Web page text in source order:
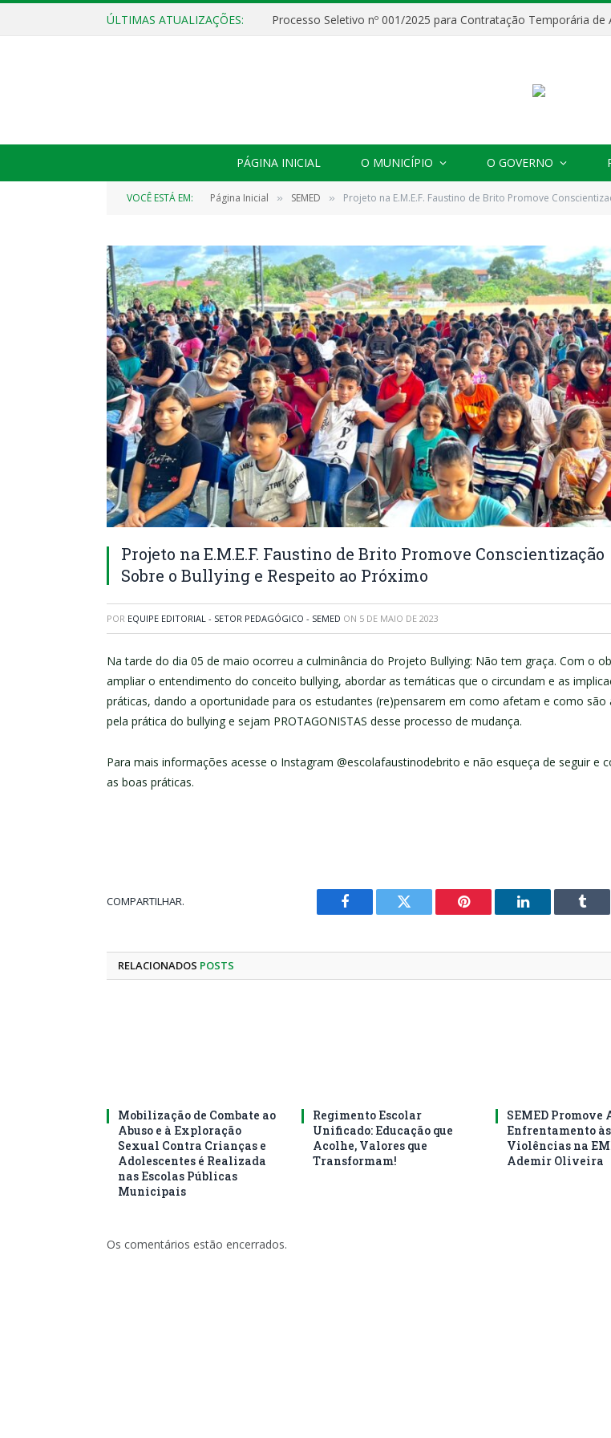
ÚLTIMAS ATUALIZAÇÕES:
PÁGINA INICIAL O MUNICÍPIO O GOVERNO
VOCÊ ESTÁ EM: Página Inicial » SEMED » Projeto na E.M.E.F. Faustino de Brito Promove
Projeto na E.M.E.F. Faustino de Brito Promove Conscientização
Sobre o Bullying e Respeito ao Próximo
POR EQUIPE EDITORIAL - SETOR PEDAGÓGICO - SEMED ON 5 DE MAIO DE 2023
Na tarde do dia 05 de maio ocorreu a culminância do Projeto Bullying: Não tem graça. Com o
ampliar o entendimento do conceito bullying, abordar as temáticas que o circundam e as
práticas, dando a oportunidade para os estudantes (re)pensarem em como afetam e como são
pela prática do bullying e sejam PROTAGONISTAS desse processo de mudança.
Para mais informações acesse o Instagram @escolafaustinodebrito e não esqueça de seguir e
as boas práticas.
COMPARTILHAR.
Facebook Twitter Pinterest LinkedIn
RELACIONADOS POSTS
Mobilização de Combate ao
Abuso e à Exploração
Sexual Contra Crianças e
Adolescentes é Realizada
nas Escolas Públicas
Municipais
Regimento Escolar
Unificado: Educação que
Acolhe, Valores que
Transformam!
SEMED Promove
Enfrentamento às
Violências na
Ademir Oliveira
Os comentários estão encerrados.